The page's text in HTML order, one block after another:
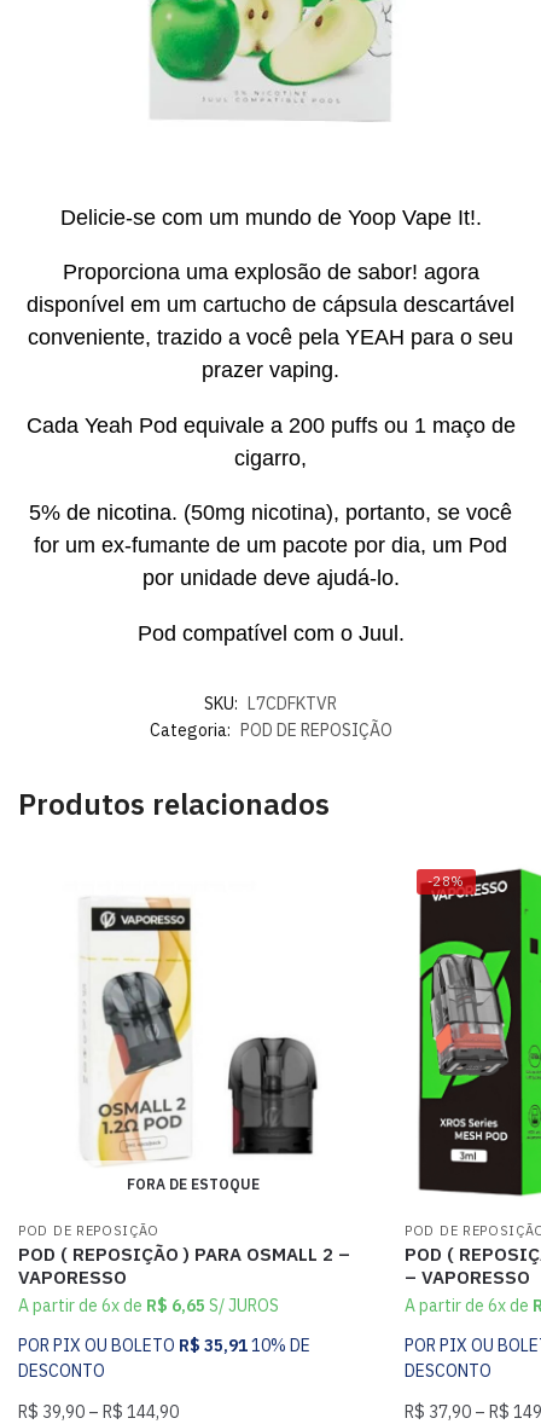
Delicie-se com um mundo de Yoop Vape It!.
Proporciona uma explosão de sabor! agora
disponível em um cartucho de cápsula descartável
conveniente, trazido a você pela YEAH para o seu
prazer vaping.
Cada Yeah Pod equivale a 200 puffs ou 1 maço de
cigarro,
5% de nicotina. (50mg nicotina), portanto, se você
for um ex-fumante de um pacote por dia, um Pod
por unidade deve ajudá-lo.
Pod compatível com o Juul.
SKU: L7CDFKTVR
Categoria: POD DE REPOSIÇÃO
Produtos relacionados
FORA DE ESTOQUE
POD DE REPOSIÇÃO
POD ( REPOSIÇÃO ) PARA OSMALL 2 –
VAPORESSO
A partir de 6x de R$ 6,65 S/ JUROS
POR PIX OU BOLETO R$ 35,9110% DE
DESCONTO
R$ 39,90 – R$ 144,90
-28%
POD DE
POD (
– VAPORESSO
A partir de 6x de
POR PIX OU
DESCONTO
R$ 37,90 – R$